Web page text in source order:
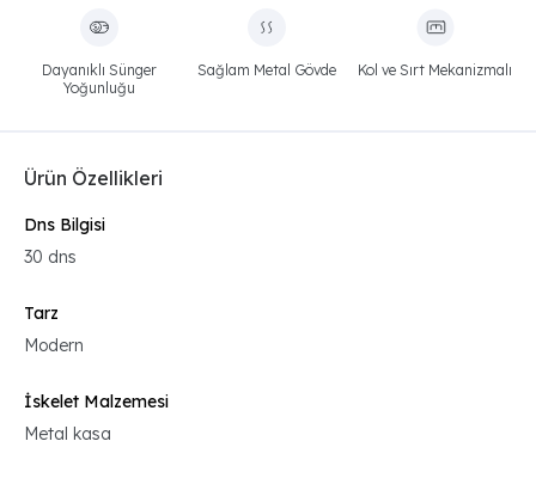
Dayanıklı Sünger
Yoğunluğu
Sağlam Metal Gövde Kol ve Sırt Mekanizmalı
Ürün Özellikleri
Dns Bilgisi
30 dns
Tarz
Modern
İskelet Malzemesi
Metal kasa